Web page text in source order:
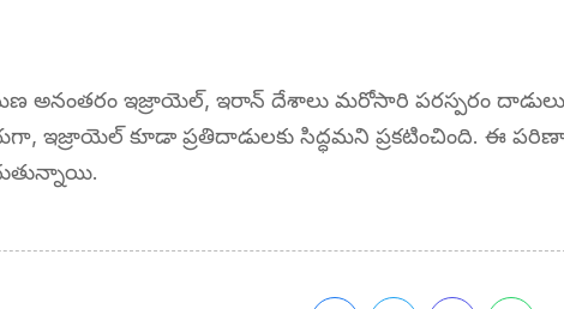
అనంతరం ఇజ్రాయెల్, ఇరాన్ దేశాలు మరోసారి పరస్పరం దాడులు
ఇజ్రాయెల్ కూడా ప్రతిదాడులకు సిద్ధమని ప్రకటించింది. ఈ